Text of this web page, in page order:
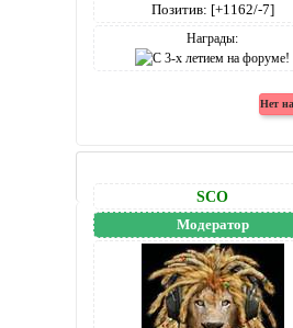
Позитив: [+1162/-7]
Награды:
SCO
Модератор